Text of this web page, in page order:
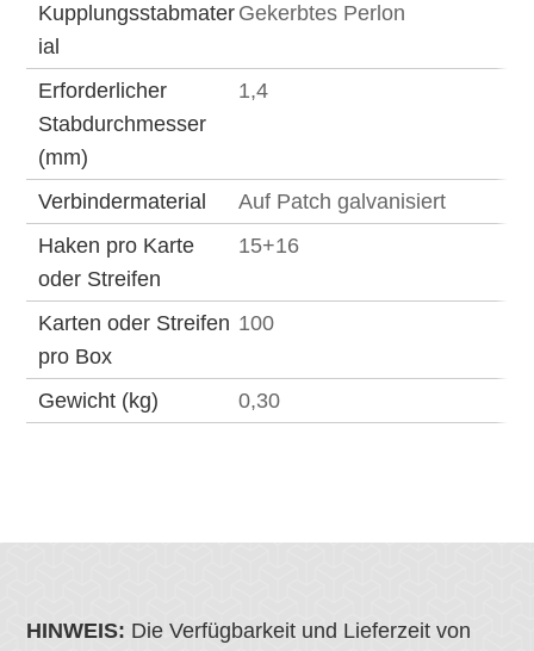
Kupplungsstabmater
ial
Gekerbtes Perlon
Erforderlicher
Stabdurchmesser
(mm)
1,4
Verbindermaterial
Auf Patch galvanisiert
Haken pro Karte
oder Streifen
15+16
Karten oder Streifen
pro Box
100
Gewicht (kg) 0,30
HINWEIS: Die Verfügbarkeit und Lieferzeit von